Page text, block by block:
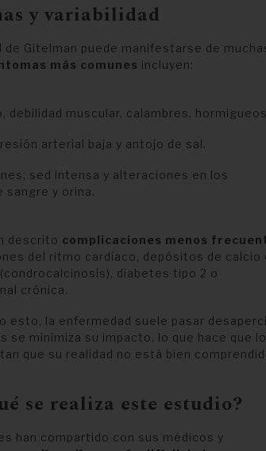
y variabilidad
de Gitelman puede manifestarse de
más comunes incluyen:
debilidad muscular, calambres,
arterial baja y antojo de sal.
sed intensa y alteraciones en los
sangre y orina.
descrito complicaciones menos
del ritmo cardíaco, depósitos de calcio
diabetes tipo 2 o
crónica.
esto, la enfermedad suele pasar
se minimiza su impacto, lo que hace que
que su realidad no está bien
se realiza este estudio?
han compartido con sus médicos y